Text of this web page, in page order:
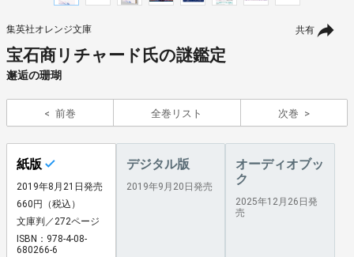
共有
集英社オレンジ文庫
宝石商リチャード氏の謎鑑定
邂逅の珊瑚
前巻 全巻リスト 次巻
紙版
2019年8月21日発売
660円（税込）
文庫判／272ページ
ISBN：978-4-08-
680266-6
デジタル版
2019年9月20日発売
オーディオブッ
ク
2025年12月26日発
売